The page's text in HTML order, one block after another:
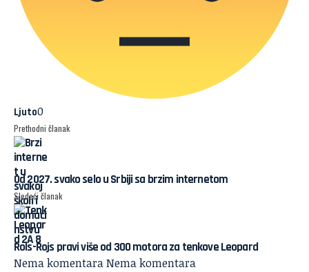
Ljuto0
Prethodni članak
Od 2027. svako selo u Srbiji sa brzim internetom
Sledeći članak
Rols-Rojs pravi više od 300 motora za tenkove Leopard
Nema komentaraNema komentara